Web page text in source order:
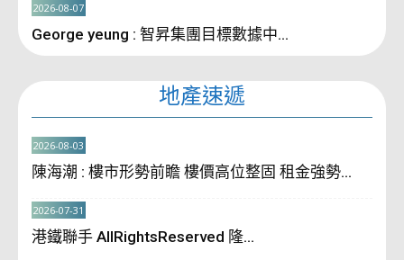
George yeung : 智昇集團目標數據中...
2026-08-07
地產速遞
陳海潮 : 樓市形勢前瞻 樓價高位整固 租金強勢...
2026-08-03
港鐵聯手 AllRightsReserved 隆...
2026-07-31